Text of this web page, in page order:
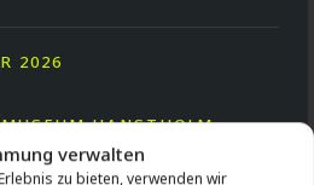
verwalten
zu bieten, verwenden wir
2026
HANSTHOLM